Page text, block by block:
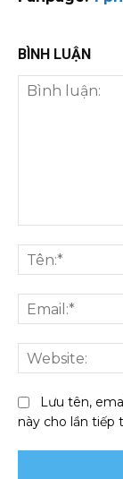
BÌNH LUẬN
luận:
Lưu tên,
này cho lần tiếp